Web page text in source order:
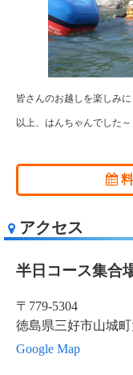
皆さんのお越しを楽しみに
以上、はんちゃんでした～
料
アクセス
半日コース集合
〒779-5304
徳島県三好市山城
Google Map